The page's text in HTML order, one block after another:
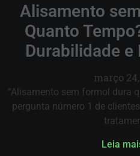
Alisamento
Quanto
Durabilidade
março
“Alisamento sem formol dura
pergunta número 1 de
Leia